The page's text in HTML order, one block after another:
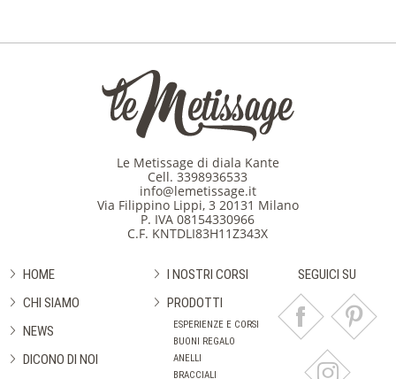
Le Metissage di diala Kante
Cell.3398936533
info@lemetissage.it
Via Filippino Lippi, 3 20131 Milano
P. IVA 08154330966
C.F. KNTDLI83H11Z343X
HOME
CHI SIAMO
NEWS
DICONO DI NOI
I NOSTRI CORSI
PRODOTTI
ESPERIENZE E CORSI
BUONI REGALO
ANELLI
BRACCIALI
SEGUICI SU